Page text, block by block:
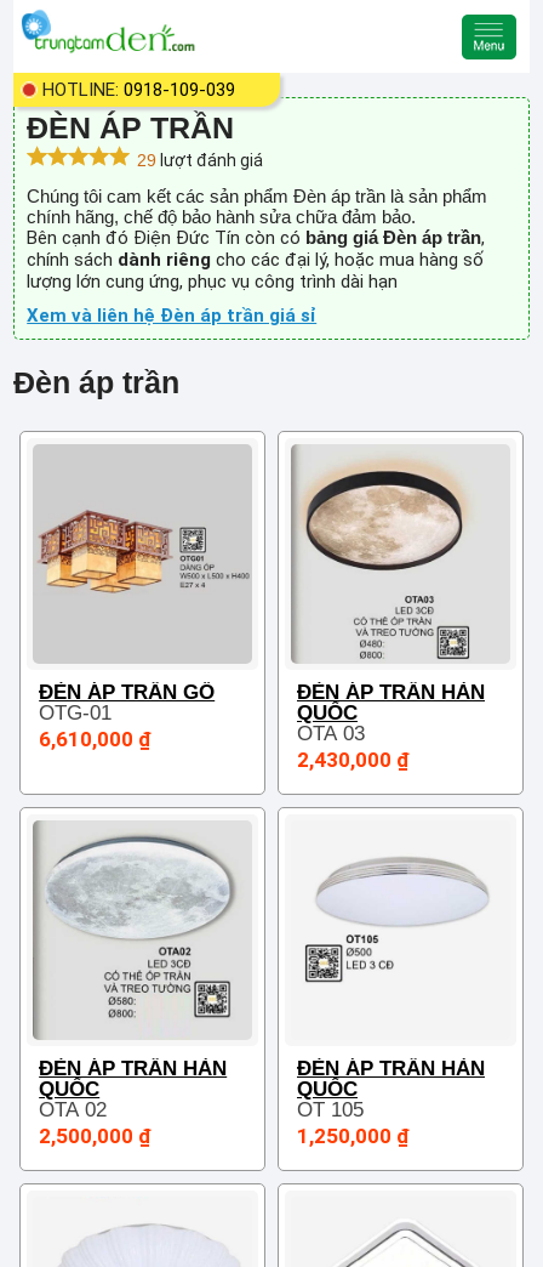
HOTLINE:0918-109-039
ĐÈN ÁP TRẦN
29 lượt đánh giá
Chúng tôi cam kết các sản phẩm Đèn áp trần là sản phẩm
chính hãng, chế độ bảo hành sửa chữa đảm bảo.
Bên cạnh đó Điện Đức Tín còn có bảng giá Đèn áp trần,
chính sách dành riêng cho các đại lý, hoặc mua hàng số
lượng lớn cung ứng, phục vụ công trình dài hạn
Xem và liên hệ Đèn áp trần giá sỉ
Đèn áp trần
ĐÈN ÁP TRẦN GỖ
OTG-01
6,610,000 ₫
ĐÈN ÁP TRẦN HÀN
QUỐC
OTA 03
2,430,000 ₫
ĐÈN ÁP TRẦN HÀN
QUỐC
OTA 02
2,500,000 ₫
ĐÈN ÁP TRẦN HÀN
QUỐC
OT 105
1,250,000 ₫